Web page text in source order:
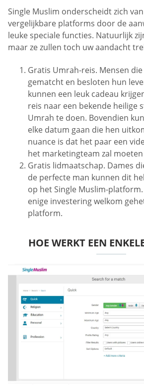
Single Muslim onderscheidt zich
vergelijkbare platforms door de
leuke speciale functies. Natuurlijk
maar ze zullen toch uw aandacht
Gratis Umrah-reis. Mensen
gematcht en besloten hun
kunnen een leuk cadeau
reis naar een bekende heilige
Umrah te doen. Bovendien
elke datum gaan die hen
nuance is dat het paar een
het marketingteam zal
Gratis lidmaatschap. Dames
de perfecte man kunnen dit
op het Single Muslim-
enige investering welkom
platform.
HOE WERKT EEN